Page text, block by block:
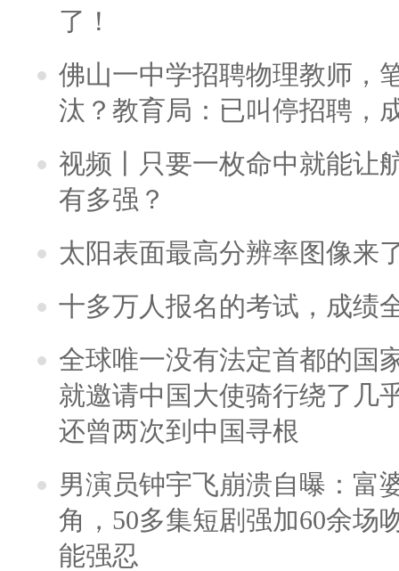
了！
佛山一中学招聘物理教师，
汰？教育局：已叫停招聘，
视频丨只要一枚命中就能让
有多强？
太阳表面最高分辨率图像来
十多万人报名的考试，成绩
全球唯一没有法定首都的国
就邀请中国大使骑行绕了几
还曾两次到中国寻根
男演员钟宇飞崩溃自曝：富
角，50多集短剧强加60余场
能强忍